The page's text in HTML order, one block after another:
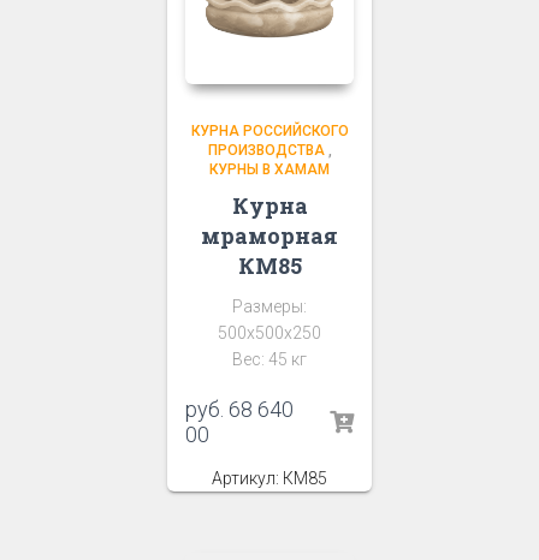
КУРНА РОССИЙСКОГО
ПРОИЗВОДСТВА,
КУРНЫ В ХАМАМ
Курна
мраморная
КМ85
Размеры:
500х500х250
Вес: 45 кг
руб. 68 640
00
Артикул: КМ85